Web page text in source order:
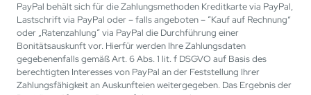
PayPal behält sich für die Zahlungsmethoden Kreditkarte via PayPal,
Lastschrift via PayPal oder – falls angeboten – “Kauf auf Rechnung”
oder „Ratenzahlung“ via PayPal die Durchführung einer
Bonitätsauskunft vor. Hierfür werden Ihre Zahlungsdaten
gegebenenfalls gemäß Art. 6 Abs. 1 lit. f DSGVO auf Basis des
berechtigten Interesses von PayPal an der Feststellung Ihrer
Zahlungsfähigkeit an Auskunfteien weitergegeben. Das Ergebnis der